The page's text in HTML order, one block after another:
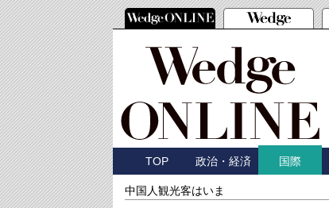
TOP 政治・経済 国際
中国人観光客はいま